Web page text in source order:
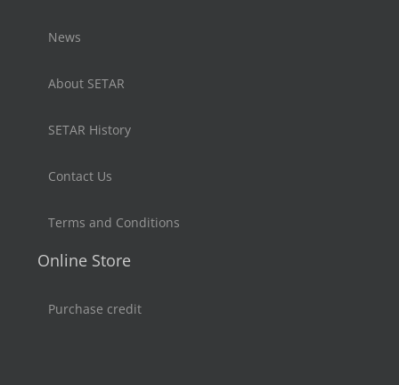
News
About SETAR
SETAR History
Contact Us
Terms and Conditions
Online Store
Purchase credit